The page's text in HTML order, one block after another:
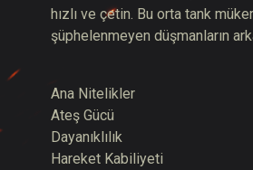
hızlı ve çetin. Bu orta tank
şüphelenmeyen düşmanların
Ana Nitelikler
Ateş Gücü
Dayanıklılık
Hareket Kabiliyeti